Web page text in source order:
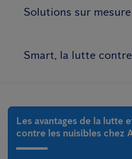
Solutions sur
Smart, la lutte
Les avantages de la lutte
contre les nuisibles chez